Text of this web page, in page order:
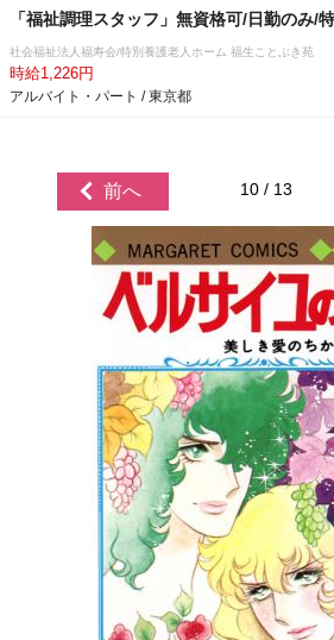
「福祉調理スタッフ」無資格可/日勤のみ/
社会福祉法人福寿会/特別養護老人ホーム 福生ことぶき苑
時給1,226円
アルバイト・パート / 東京都
前へ 10 / 13